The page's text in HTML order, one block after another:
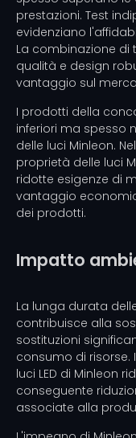
prestazioni. Test
evidenziano
La combinazione di
qualità e design
vantaggio sul
I prodotti della
inferiori ma spesso
delle luci Minleon.
proprietà delle luci
ridotte esigenze di
vantaggio
dei prodotti.
Impatto
La lunga durata
contribuisce alla
sostituzioni
consumo di risorse.
luci LED di Minleon
conseguente
associate alla